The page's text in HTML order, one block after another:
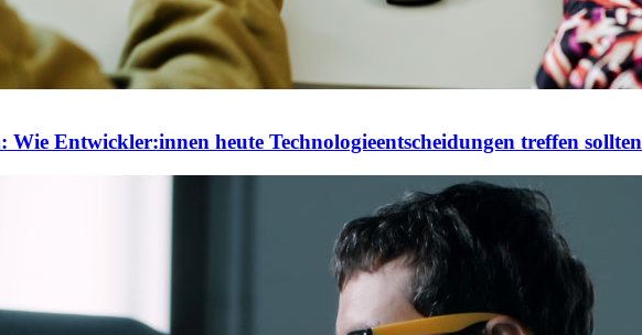
Entwickler:innen heute Technologieentscheidungen treffen sollten